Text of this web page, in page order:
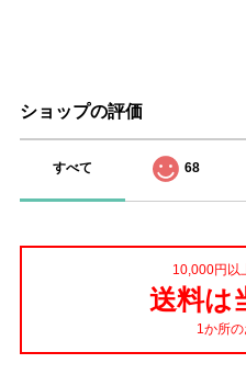
ショップの評価
すべて 68
10,000円以
送料は
1か所